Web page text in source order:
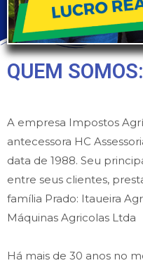
QUEM SOMOS:
A empresa Impostos
antecessora HC
data de 1988. Seu
entre seus clientes,
família Prado: Itaueira
Máquinas Agricolas Ltda
Há mais de 30 anos no